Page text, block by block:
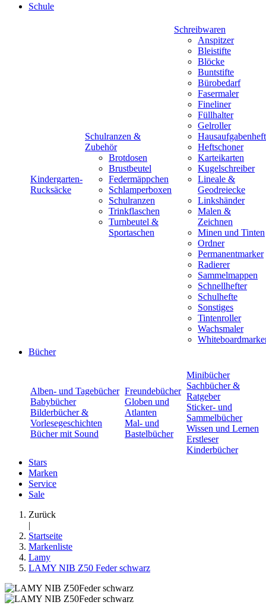
Schule
Kindergarten-
Rucksäcke
Schulranzen &
Zubehör
Brotdosen
Brustbeutel
Federmäppchen
Schlamperboxen
Schulranzen
Trinkflaschen
Turnbeutel &
Sportaschen
Schreibwaren
Anspitzer
Bleistifte
Blöcke
Buntstifte
Bürobedarf
Fasermaler
Fineliner
Füllhalter
Gelroller
Hausaufgabenheft
Heftschoner
Karteikarten
Kugelschreiber
Lineale &
Geodreiecke
Linkshänder
Malen &
Zeichnen
Minen und Tinten
Ordner
Permanentmarker
Radierer
Sammelmappen
Schnellhefter
Schulhefte
Sonstiges
Tintenroller
Wachsmaler
Bücher
Alben- und Tagebücher
Babybücher
Bilderbücher &
Vorlesegeschichten
Bücher mit Sound
Freundebücher
Globen und
Atlanten
Mal- und
Bastelbücher
Minibücher
Sachbücher &
Ratgeber
Sticker- und
Sammelbücher
Wissen und Lernen
Erstleser
Kinderbücher
Stars
Marken
Service
Sale
Zurück
|
Startseite
Markenliste
Lamy
LAMY NIB Z50 Feder schwarz